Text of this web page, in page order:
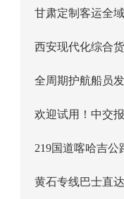
甘肃定制客运全
西安现代化综合
全周期护航船员
欢迎试用！中交
219国道喀哈吉公
黄石专线巴士直